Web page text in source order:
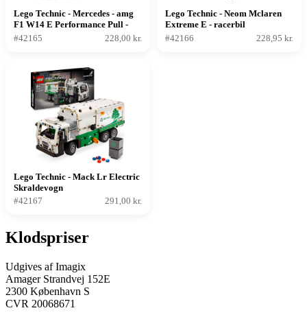
Lego Technic - Mercedes - amg
F1 W14 E Performance Pull -
back
#42165 228,00 kr.
Lego Technic - Neom Mclaren
Extreme E - racerbil
#42166
228,95 kr.
Lego Technic - Mack Lr Electric
Skraldevogn
#42167
291,00 kr.
Klodspriser
Udgives af Imagix
Amager Strandvej 152E
2300 København S
CVR 20068671